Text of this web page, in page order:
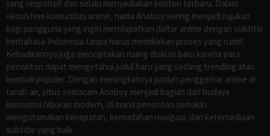
yang responsif dan selalu menyediakan konten terbaru. Dalam
ekosistem komunitas anime, nama Anoboy sering menjadi rujukan
bagi pengguna yang ingin mendapatkan daftar anime dengan subtitle
berbahasa Indonesia tanpa harus memikirkan proses yang rumit.
Kehadirannya juga menciptakan ruang diskusi baru karena para
penonton dapat mengetahui judul baru yang sedang trending atau
kembali populer. Dengan meningkatnya jumlah penggemar anime di
tanah air, situs semacam Anoboy menjadi bagian dari budaya
konsumsi hiburan modern, di mana penonton semakin
mengutamakan kecepatan, kemudahan navigasi, dan ketersediaan
subtitle yang baik.